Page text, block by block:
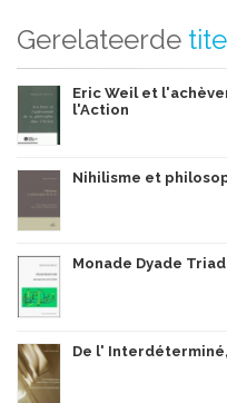
Gerelateerde
Eric Weil et
l'Action
Nihilisme et
Monade Dyade
De l'